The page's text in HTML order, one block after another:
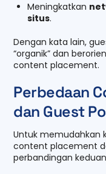
Meningkatkan
situs.
Dengan kata lain,
“organik” dan
content placement.
Perbedaan
dan Guest
Untuk memudahkan
content placement
perbandingan